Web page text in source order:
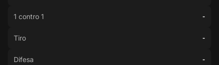
1 contro 1 -
Tiro -
Difesa -